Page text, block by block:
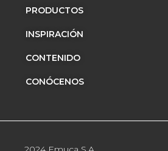
PRODUCTOS
INSPIRACIÓN
CONTENIDO
CONÓCENOS